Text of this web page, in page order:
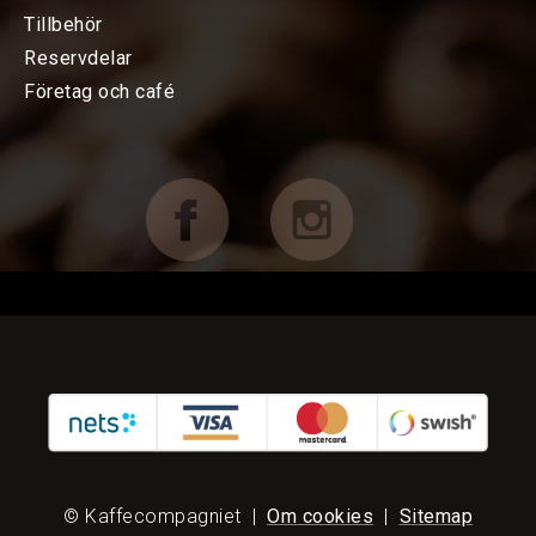
Espressomaskiner
FÖRETAG OCH CAFÉ
KUNDTJÄNST
Tillbehör
Reservdelar
Företag och café
© Kaffecompagniet | Om cookies | Sitemap